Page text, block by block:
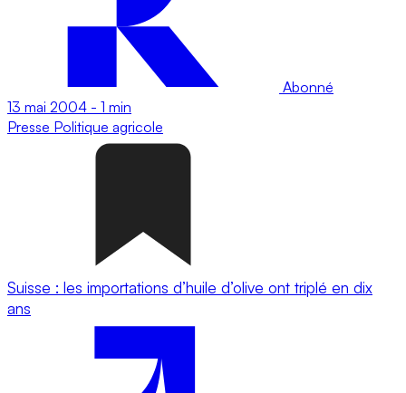
Abonné
13 mai 2004 - 1 min
Presse Politique agricole
Suisse : les importations d’huile d’olive ont triplé en dix
ans